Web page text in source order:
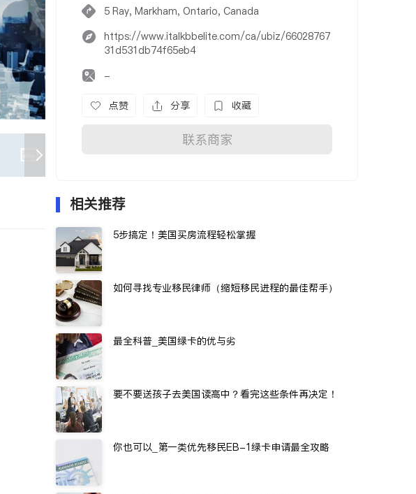
5 Ray, Markham, Ontario, Canada
https://www.italkbbelite.com/ca/ubiz/66028767
31d531db74f65eb4
-
点赞 分享 收藏
联系商家
相关推荐
5步搞定！美国买房流程轻松掌握
如何寻找专业移民律师（缩短移民进程的最佳帮手）
最全科普_美国绿卡的优与劣
要不要送孩子去美国读高中？看完这些条件再决定！
你也可以_第一类优先移民EB-1绿卡申请最全攻略